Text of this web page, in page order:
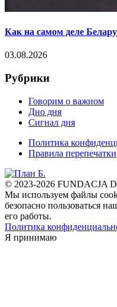
Как на самом деле
03.08.2026
Рубрики
Говорим о важном
Дно дня
Сигнал дня
Политика
Правила перепечатки
© 2023-2026 FUNDACJA
Мы используем файлы
безопасно пользоваться
его работы.
Политика
Я принимаю